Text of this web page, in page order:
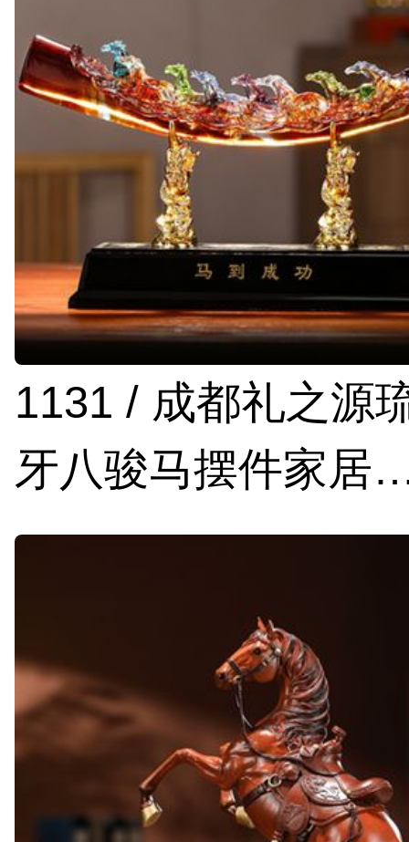
1131 / 成都礼之源
牙八骏马摆件家居